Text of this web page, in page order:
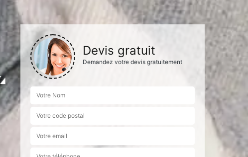
Devis gratuit
Demandez votre devis gratuitement